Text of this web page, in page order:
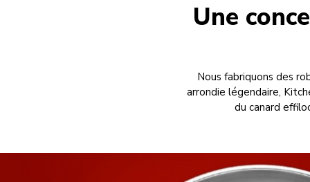
Une
Nous fabriquons des
arrondie légendaire,
du canard